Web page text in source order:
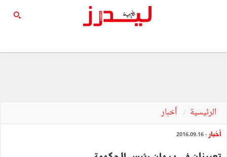
الرئيسية أخبار
أخبار - 2016.09.16